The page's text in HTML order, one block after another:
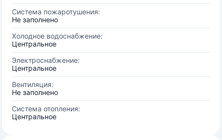
Система пожаротушения:
Не заполнено
Холодное водоснабжение:
Центральное
Электроснабжение:
Центральное
Вентиляция:
Не заполнено
Система отопления:
Центральное